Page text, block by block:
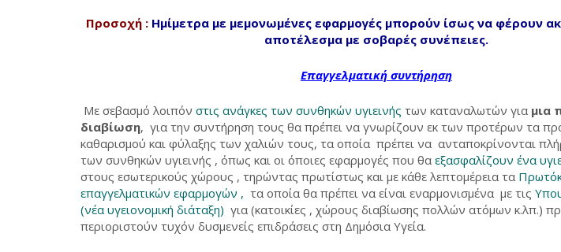
Προσοχή : Ημίμετρα με μεμονωμένες εφαρμογές μπορούν ίσως να φέρουν
αποτέλεσμα με σοβαρές συνέπειες.
Επαγγελματική συντήρηση
Με σεβασμό λοιπόν στις ανάγκες των συνθηκών υγιεινής των καταναλωτών για μια
διαβίωση, για την συντήρηση τους θα πρέπει να γνωρίζουν εκ των προτέρων τα
καθαρισμού και φύλαξης των χαλιών τους, τα οποία πρέπει να ανταποκρίνονται
των συνθηκών υγιεινής , όπως και οι όποιες εφαρμογές που θα εξασφαλίζουν ένα
στους εσωτερικούς χώρους , τηρώντας πρωτίστως και με κάθε λεπτομέρεια τα
επαγγελματικών εφαρμογών , τα οποία θα πρέπει να είναι εναρμονισμένα με τις
(νέα υγειονομική διάταξη) για (κατοικίες , χώρους διαβίωσης πολλών ατόμων κ.λπ.)
περιοριστούν τυχόν δυσμενείς επιδράσεις στη Δημόσια Υγεία.